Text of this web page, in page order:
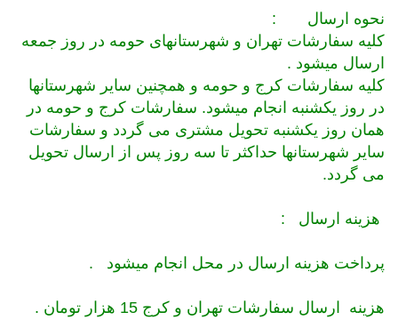
نحوه ارسال
:
کلیه سفارشات تهران و شهرستانهای حومه در روز جمعه
ارسال میشود .
کلیه سفارشات کرج و حومه و همچنین سایر شهرستانها
در روز یکشنبه انجام میشود. سفارشات کرج و حومه در
همان روز یکشنبه تحویل مشتری می گردد و سفارشات
سایر شهرستانها حداکثر تا سه روز پس از ارسال تحویل
می گردد.
هزینه ارسال :
پرداخت هزینه ارسال در محل انجام میشود .
هزینه ارسال سفارشات تهران و کرج 15 هزار تومان
.